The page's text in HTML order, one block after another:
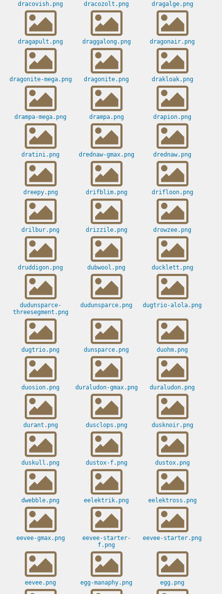
dracovish.png dracozolt.png dragalge.png
dragapult.png draggalong.png dragonair.png
dragonite-mega.png dragonite.png drakloak.png
drampa-mega.png drampa.png drapion.png
dratini.png drednaw-gmax.png drednaw.png
dreepy.png drifblim.png drifloon.png
drilbur.png drizzile.png drowzee.png
druddigon.png dubwool.png ducklett.png
dudunsparce-
threesegment.png
dudunsparce.png dugtrio-alola.png
dugtrio.png dunsparce.png duohm.png
duosion.png duraludon-gmax.png duraludon.png
durant.png dusclops.png dusknoir.png
duskull.png dustox-f.png dustox.png
dwebble.png eelektrik.png eelektross.png
eevee-gmax.png
eevee-starter-
f.png
eevee-starter.png
eevee.png egg-manaphy.png egg.png